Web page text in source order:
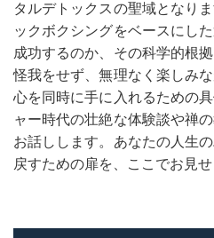
タルデトックスの聖域となり
ックボクシングをベースにし
成功するのか、その科学的根
怪我をせず、無理なく楽しみ
心を同時に手に入れるための
ャー時代の壮絶な体験談や禅
お話しします。あなたの人生
戻すための扉を、ここでお見せ